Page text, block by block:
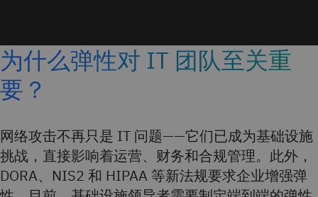
为什么弹性对 IT 团队至关重
要？
网络攻击不再只是 IT 问题——它们已成为基础设施
挑战，直接影响着运营、财务和合规管理。此外，
DORA、NIS2 和 HIPAA 等新法规要求企业增强弹